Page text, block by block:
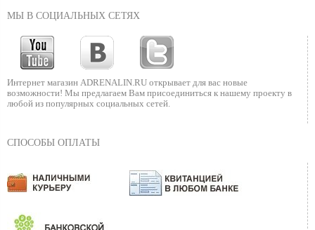
МЫ В СОЦИАЛЬНЫХ СЕТЯХ
Интернет магазин ADRENALIN.RU открывает для вас новые
возможности! Мы предлагаем Вам присоединиться к нашему проекту в
любой из популярных социальных сетей.
СПОСОБЫ ОПЛАТЫ